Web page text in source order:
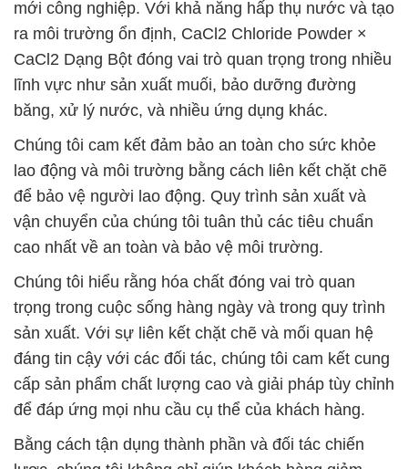
mới công nghiệp. Với khả năng hấp thụ nước và tạo
ra môi trường ổn định, CaCl2 Chloride Powder ×
CaCl2 Dạng Bột đóng vai trò quan trọng trong nhiều
lĩnh vực như sản xuất muối, bảo dưỡng đường
băng, xử lý nước, và nhiều ứng dụng khác.
Chúng tôi cam kết đảm bảo an toàn cho sức khỏe
lao động và môi trường bằng cách liên kết chặt chẽ
để bảo vệ người lao động. Quy trình sản xuất và
vận chuyển của chúng tôi tuân thủ các tiêu chuẩn
cao nhất về an toàn và bảo vệ môi trường.
Chúng tôi hiểu rằng hóa chất đóng vai trò quan
trọng trong cuộc sống hàng ngày và trong quy trình
sản xuất. Với sự liên kết chặt chẽ và mối quan hệ
đáng tin cậy với các đối tác, chúng tôi cam kết cung
cấp sản phẩm chất lượng cao và giải pháp tùy chỉnh
để đáp ứng mọi nhu cầu cụ thể của khách hàng.
Bằng cách tận dụng thành phần và đối tác chiến